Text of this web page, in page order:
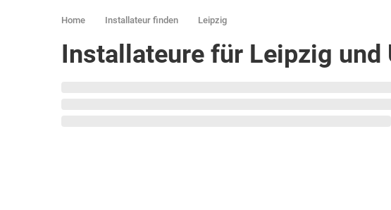
Home Installateur finden Leipzig
Installateure für Leipzig und